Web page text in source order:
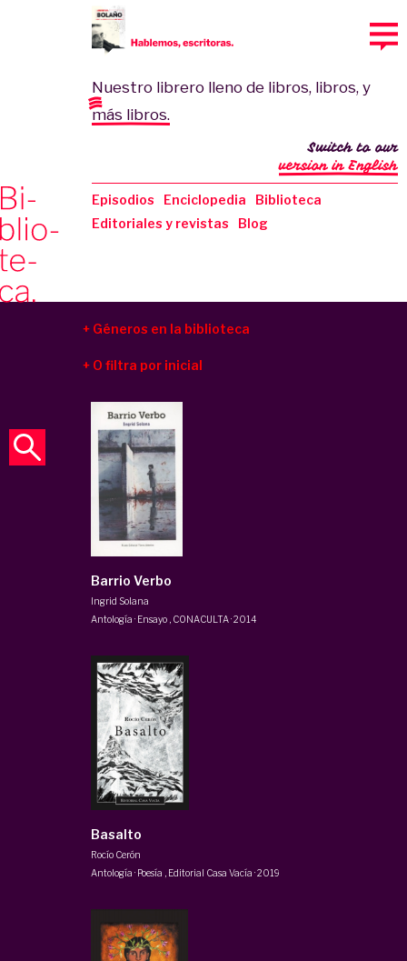
Nuestro librero lleno de libros, libros, y
más libros.
Episodios Enciclopedia
Biblioteca
Editoriales y revistas
Blog
Switch to our
version in English
Géneros en la biblioteca
O filtra por inicial
Barrio Verbo
Ingrid Solana
Antología · Ensayo, CONACULTA·2014
Basalto
Rocío Cerón
Antología · Poesía
Editorial Casa Vacía ·2019